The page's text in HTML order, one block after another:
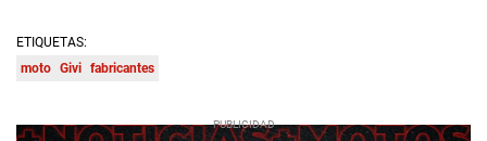
ETIQUETAS:
moto Givi fabricantes